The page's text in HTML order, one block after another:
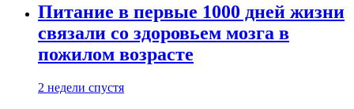
Питание в первые 1000 дней жизни
связали со здоровьем мозга в
пожилом возрасте
2 недели спустя